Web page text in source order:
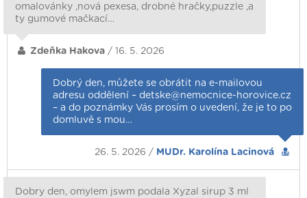
omalovánky ,nová pexesa, drobné hračky,puzzle ,a
ty gumové mačkací…
Zdeňka Hakova / 16. 5. 2026
Dobrý den, můžete se obrátit na e-mailovou
adresu oddělení – detske@nemocnice-horovice.cz
– a do poznámky Vás prosím o uvedení, že je to po
domluvě s mou…
26. 5. 2026 / MUDr. Karolína Lacinová
Dobry den, omylem jswm podala Xyzal sirup 3 ml